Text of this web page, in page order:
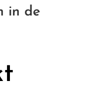
in de